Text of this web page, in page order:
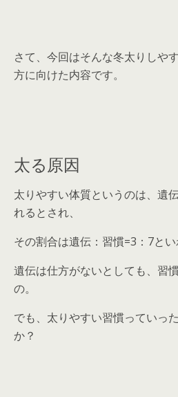
さて、今回はそんな冬太りしや
方に向けた内容です。
太る原因
太りやすい体質というのは、遺
れるとされ、
その割合は遺伝：習慣=3：7とい
遺伝は仕方がないとしても、習
の。
でも、太りやすい習慣っていっ
か？